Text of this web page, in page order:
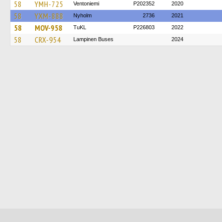
58 YMH-725 Ventoniemi P202352 2020
58 YXM-888 Nyholm 2736 2021
58 MOV-958 TuKL P226803 2022
58 CRX-954 Lampinen Buses 2024